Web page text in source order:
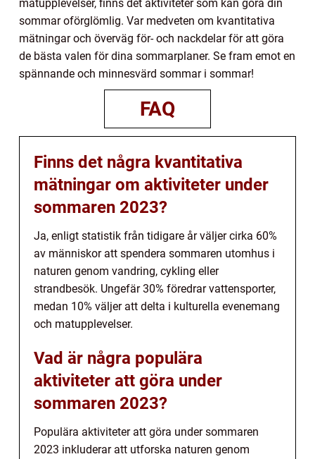
matupplevelser, finns det aktiviteter som kan göra din
sommar oförglömlig. Var medveten om kvantitativa
mätningar och överväg för- och nackdelar för att göra
de bästa valen för dina sommarplaner. Se fram emot en
spännande och minnesvärd sommar i sommar!
FAQ
Finns det några kvantitativa
mätningar om aktiviteter under
sommaren 2023?
Ja, enligt statistik från tidigare år väljer cirka 60%
av människor att spendera sommaren utomhus i
naturen genom vandring, cykling eller
strandbesök. Ungefär 30% föredrar vattensporter,
medan 10% väljer att delta i kulturella evenemang
och matupplevelser.
Vad är några populära
aktiviteter att göra under
sommaren 2023?
Populära aktiviteter att göra under sommaren
2023 inkluderar att utforska naturen genom